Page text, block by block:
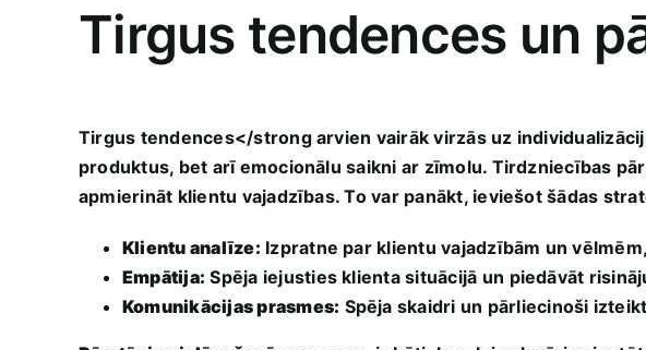
Tirgus tendences un
Tirgus tendences</strong arvien vairāk virzās uz
produktus, bet ​arī emocionālu saikni ar zīmolu. Tirdzniecības
apmierināt klientu vajadzības. To var panākt, ieviešot šādas
Klientu analīze: Izpratne par ‍klientu ​vajadzībām un
Empātija: Spēja iejusties klienta situācijā un⁢ piedāvāt
Komunikācijas prasmes: Spēja skaidri un pārliecinoši